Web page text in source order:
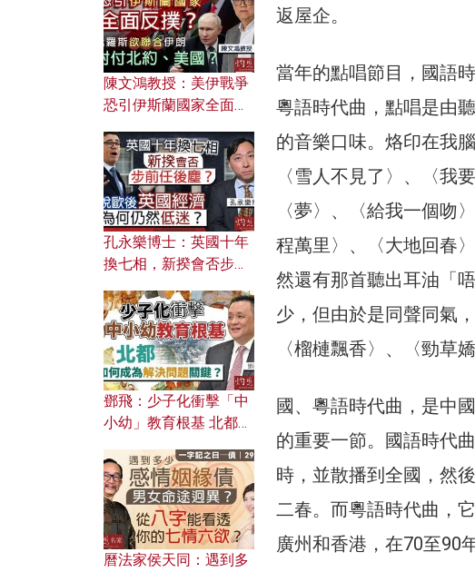
返屋企。
當年的點唱節目，國語
粵語時代曲，點唱是由
的音樂口味。烙印在我
〈雪人不見了〉、〈我
〈夢〉、〈給我一個吻
程萬里〉、〈大地回春
然還有那首聽出耳油「
少，但由於是同聲同氣
〈榴槤飄香〉、〈勁草
國、粵語時代曲，是中
的重要一節。國語時代
時，並散播到全國，然
二春。而粵語時代曲，
廣州和香港，在70至90
應用？
陳文鴻教授：美伊戰爭
恐引伊斯蘭國家全面反
對付北約美國？
孔永樂博士：英國十年
換七相，新揆會否步前
濟為何仍然低迷？
鄧飛：少子化衝擊「中
小幼」教育根基 北都如
曆法家侯天同：遇到多